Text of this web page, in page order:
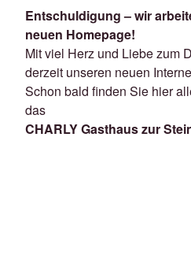
Entschuldigung – wir
neuen Homepage!
Mit viel Herz und Liebe zum
derzeit unseren neuen
Schon bald finden Sie hier
das
CHARLY Gasthaus zur